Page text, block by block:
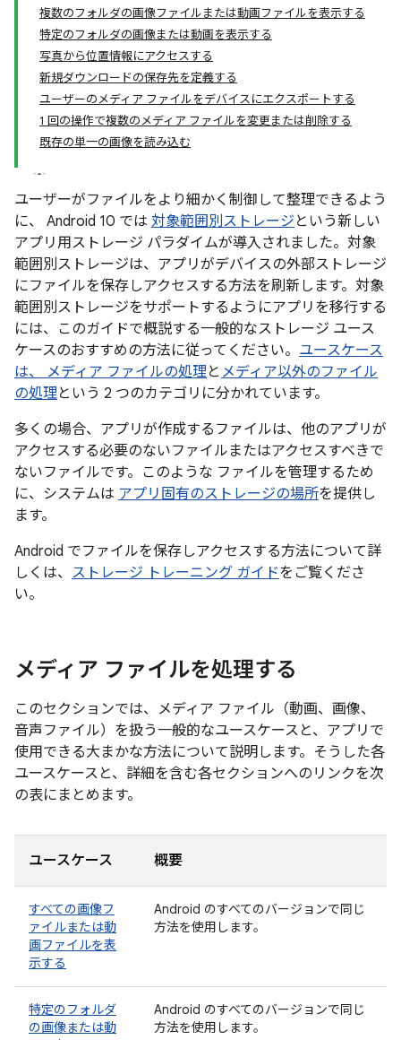
複数のフォルダの画像ファイルまたは動画ファイルを表示する
特定のフォルダの画像または動画を表示する
写真から位置情報にアクセスする
新規ダウンロードの保存先を定義する
ユーザーのメディア ファイルをデバイスにエクスポートする
1 回の操作で複数のメディア ファイルを変更または削除する
既存の単一の画像を読み込む
ユーザーがファイルをより細かく制御して整理できるよう
に、 Android 10 では 対象範囲別ストレージ という新しい
アプリ用ストレージ パラダイムが導入されました。対象
範囲別ストレージは、アプリがデバイスの外部ストレージ
にファイルを保存しアクセスする方法を刷新します。対象
範囲別ストレージをサポートするようにアプリを移行する
には、このガイドで概説する一般的なストレージ ユース
ケースのおすすめの方法に従ってください。 ユースケース
は、 メディア ファイルの処理と メディア以外のファイル
の処理という 2 つのカテゴリに分かれています。
多くの場合、アプリが作成するファイルは、他のアプリが
アクセスする必要のないファイルまたはアクセスすべきで
ないファイルです。このような ファイルを管理するため
に、システムは アプリ固有のストレージの場所を提供し
ます。
Android でファイルを保存しアクセスする方法について詳
しくは、 ストレージ トレーニング ガイドをご覧くださ
い。
メディア ファイルを処理する
このセクションでは、メディア ファイル（動画、画像、
音声ファイル）を扱う一般的なユースケースと、アプリで
使用できる大まかな方法について説明します。そうした各
ユースケースと、詳細を含む各セクションへのリンクを次
の表にまとめます。
ユースケース 概要
すべての画像フ
ァイルまたは動
画ファイルを表
示する
Android のすべてのバージョンで同じ
方法を使用します。
特定のフォルダ
の画像または動
Android のすべてのバージョンで同じ
方法を使用します。